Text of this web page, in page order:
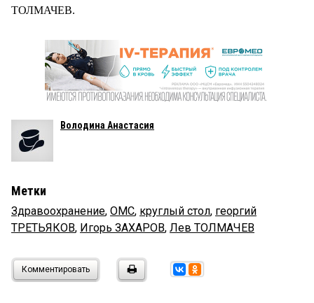
ТОЛМАЧЕВ.
Володина Анастасия
Метки
Здравоохранение, ОМС, круглый стол, георгий
ТРЕТЬЯКОВ, Игорь ЗАХАРОВ, Лев ТОЛМАЧЕВ
Комментировать